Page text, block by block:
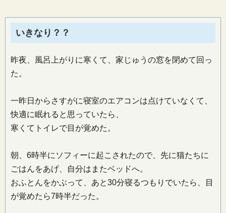
いきなり？？
昨夜、風呂上がりに寒くて、家じゅうの窓を閉めて回っ
た。
一昨日からさすがに寝室のエアコンは点けていなくて、
快適に眠れると思っていたら、
寒くてトイレで目が覚めた。
朝、6時半にソフィーに起こされたので、先に猫たちに
ごはんをあげ、自分はまたベッドへ。
おふとんをかぶって、あと30分寝るつもりでいたら、目
が覚めたら7時半だった。